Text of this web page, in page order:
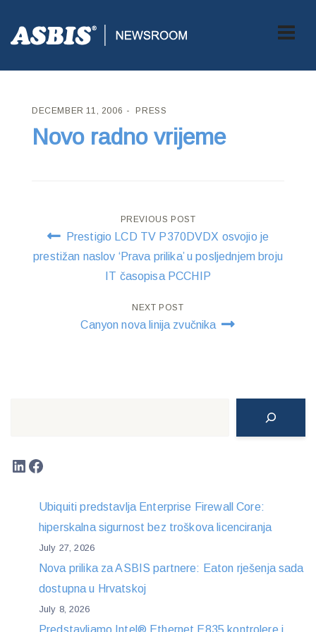
ASBIS CROATIA >PRESS> NOVO RADNO VRIJEME
DECEMBER 11, 2006 PRESS
Novo radno vrijeme
Post
navigation
PREVIOUS POST
Prestigio LCD TV P370DVDX osvojio je
prestižan naslov ‘Prava prilika’ u posljednjem broju
IT časopisa PCCHIP
NEXT POST
Canyon nova linija zvučnika
LinkedIn
Facebook
Ubiquiti predstavlja Enterprise Firewall Core:
hiperskalna sigurnost bez troškova licenciranja
July 27, 2026
Nova prilika za ASBIS partnere: Eaton rješenja sada
dostupna u Hrvatskoj
July 8, 2026